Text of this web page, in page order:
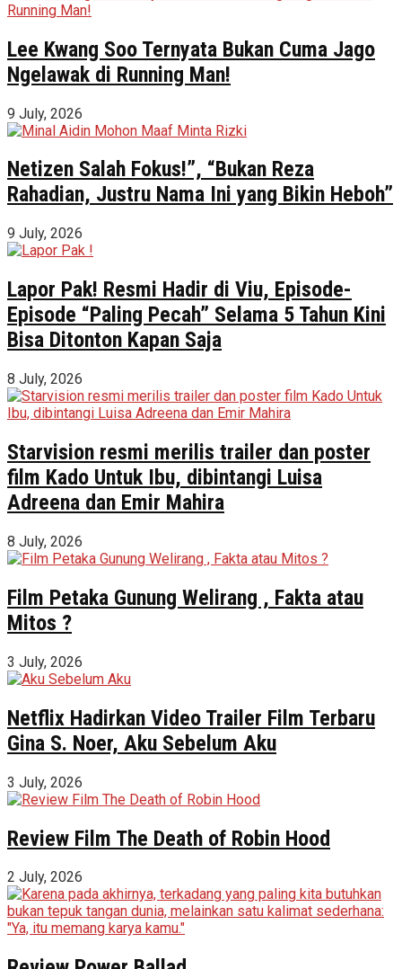
Lee Kwang Soo Ternyata Bukan Cuma Jago
Ngelawak di Running Man!
9 July, 2026
Netizen Salah Fokus!”, “Bukan Reza
Rahadian, Justru Nama Ini yang Bikin Heboh”
9 July, 2026
Lapor Pak! Resmi Hadir di Viu, Episode-
Episode “Paling Pecah” Selama 5 Tahun Kini
Bisa Ditonton Kapan Saja
8 July, 2026
Starvision resmi merilis trailer dan poster
film Kado Untuk Ibu, dibintangi Luisa
Adreena dan Emir Mahira
8 July, 2026
Film Petaka Gunung Welirang , Fakta atau
Mitos ?
3 July, 2026
Netflix Hadirkan Video Trailer Film Terbaru
Gina S. Noer, Aku Sebelum Aku
3 July, 2026
Review Film The Death of Robin Hood
2 July, 2026